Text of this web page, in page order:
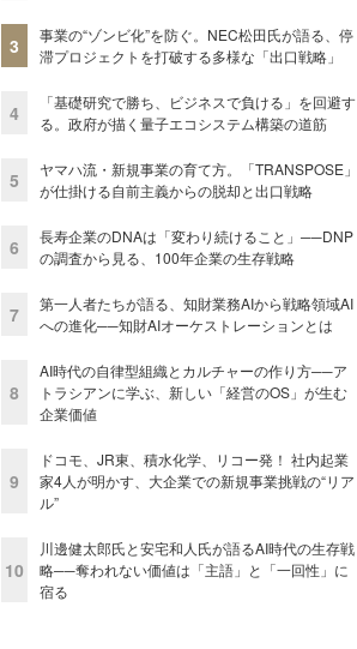
3
事業の“ゾンビ化”を防ぐ。NEC松田氏が語る、停
滞プロジェクトを打破する多様な「出口戦略」
4
「基礎研究で勝ち、ビジネスで負ける」を回避す
る。政府が描く量子エコシステム構築の道筋
5
ヤマハ流・新規事業の育て方。「TRANSPOSE」
が仕掛ける自前主義からの脱却と出口戦略
6
長寿企業のDNAは「変わり続けること」──DNP
の調査から見る、100年企業の生存戦略
7
第一人者たちが語る、知財業務AIから戦略領域AI
への進化──知財AIオーケストレーションとは
8
AI時代の自律型組織とカルチャーの作り方──ア
トラシアンに学ぶ、新しい「経営のOS」が生む
企業価値
9
ドコモ、JR東、積水化学、リコー発！ 社内起業
家4人が明かす、大企業での新規事業挑戦の“リア
ル”
10
川邊健太郎氏と安宅和人氏が語るAI時代の生存戦
略──奪われない価値は「主語」と「一回性」に
宿る